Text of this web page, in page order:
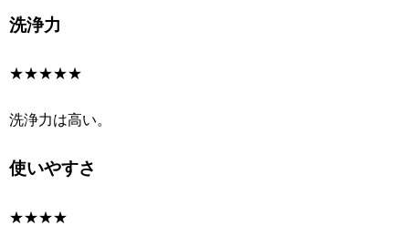
洗浄力
★★★★★
洗浄力は高い。
使いやすさ
★★★★